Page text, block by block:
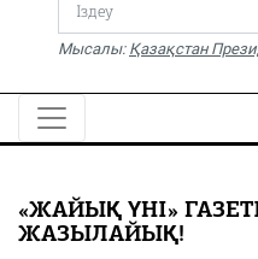
Спорт
Жалын
PDF
«Жайық үні» — 33 жыл
Каталог
Мысалы: Қазақстан
«ЖАЙЫҚ ҮНІ»
ЖАЗЫЛАЙЫҚ!